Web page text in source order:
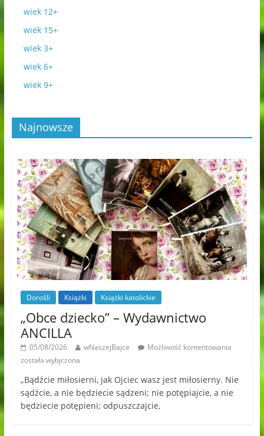
wiek 12+
wiek 15+
wiek 3+
wiek 6+
wiek 9+
Najnowsze
Dorośli Książki Książki katolickie
„Obce dziecko” – Wydawnictwo
ANCILLA
05/08/2026 wNaszejBajce
Możliwość komentowania
została wyłączona
„Bądźcie miłosierni, jak Ojciec wasz jest miłosierny. Nie
sądźcie, a nie będziecie sądzeni; nie potępiajcie, a nie
będziecie potępieni; odpuszczajcie,